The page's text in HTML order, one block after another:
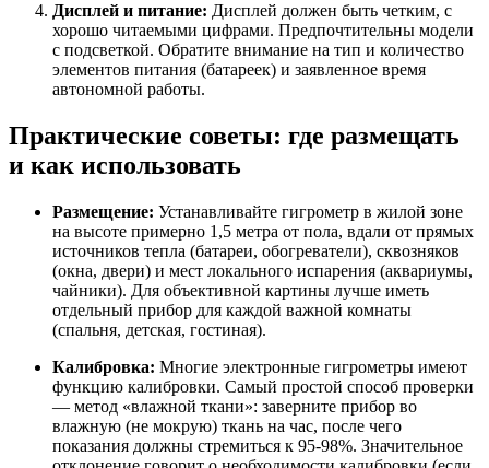
Дисплей и питание: Дисплей должен быть четким, с
хорошо читаемыми цифрами. Предпочтительны модели
с подсветкой. Обратите внимание на тип и количество
элементов питания (батареек) и заявленное время
автономной работы.
Практические советы: где размещать
и как использовать
Размещение: Устанавливайте гигрометр в жилой зоне
на высоте примерно 1,5 метра от пола, вдали от прямых
источников тепла (батареи, обогреватели), сквозняков
(окна, двери) и мест локального испарения (аквариумы,
чайники). Для объективной картины лучше иметь
отдельный прибор для каждой важной комнаты
(спальня, детская, гостиная).
Калибровка: Многие электронные гигрометры имеют
функцию калибровки. Самый простой способ проверки
— метод «влажной ткани»: заверните прибор во
влажную (не мокрую) ткань на час, после чего
показания должны стремиться к 95-98%. Значительное